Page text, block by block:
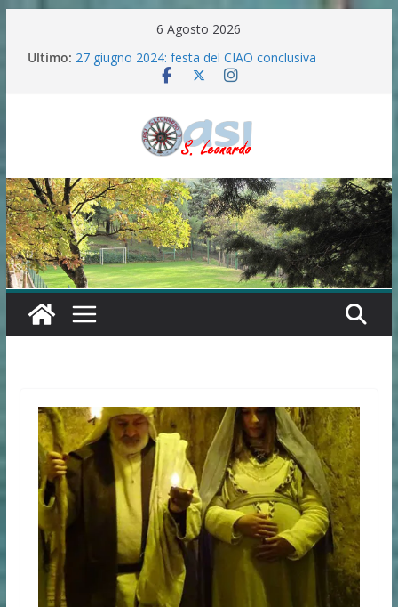
6 Agosto 2026
Ultimo: 27 giugno 2024: festa del CIAO conclusiva
La “ferita di Betlemme”
FESTA IN ONORE DELLA MADONNA DELLE
GRAZIE E SANTA LUCIA(7/8/9/10 SETTEMBRE
100 ANNI DI ANGELICA MASCIA